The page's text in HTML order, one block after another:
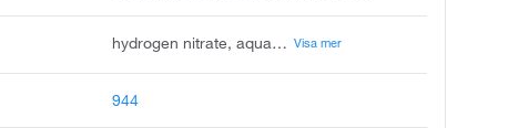
hydrogen nitrate, aqua fortis, azotic acid, salpetersaeure, rfna, acidum nitricum, nital, acide nitrique, nitrous fumes, nitryl hydroxide Visa mer
944